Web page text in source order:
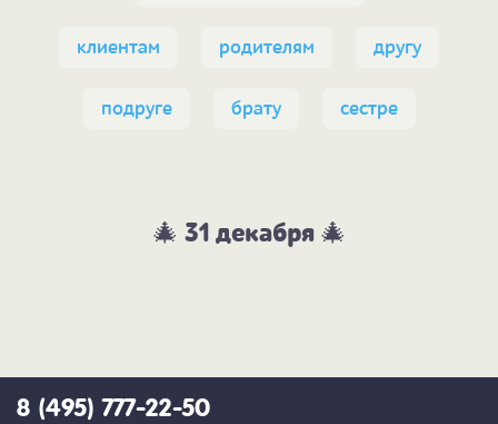
клиентам родителям другу
подруге брату сестре
🎄 31 декабря 🎄
8 (495) 777-22-50